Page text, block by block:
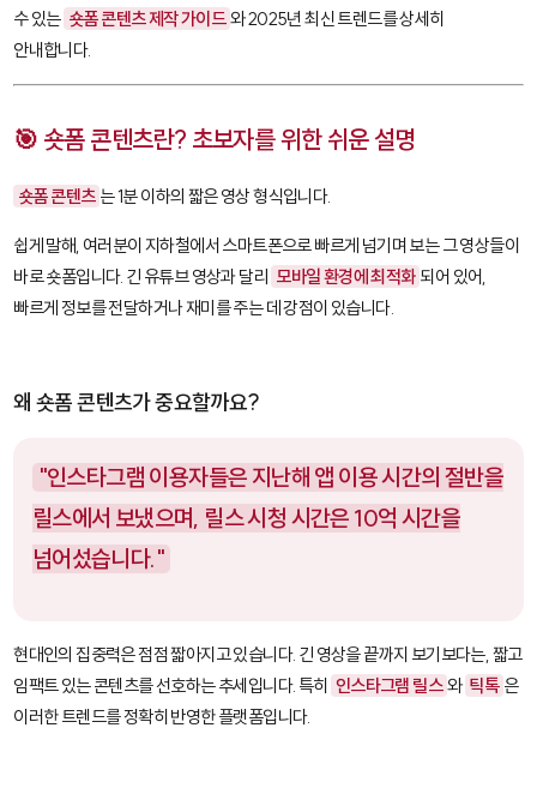
수 있는 숏폼 콘텐츠 제작 가이드 와 2025년 최신 트렌드를 상세히
안내합니다.
🎯 숏폼 콘텐츠란? 초보자를 위한 쉬운 설명
숏폼 콘텐츠 는 1분 이하의 짧은 영상 형식입니다.
쉽게 말해, 여러분이 지하철에서 스마트폰으로 빠르게 넘기며 보는 그 영상들이
바로 숏폼입니다. 긴 유튜브 영상과 달리 모바일 환경에 최적화 되어 있어,
빠르게 정보를 전달하거나 재미를 주는 데 강점이 있습니다.
왜 숏폼 콘텐츠가 중요할까요?
"인스타그램 이용자들은 지난해 앱 이용 시간의 절반을
릴스에서 보냈으며, 릴스 시청 시간은 10억 시간을
넘어섰습니다."
현대인의 집중력은 점점 짧아지고 있습니다. 긴 영상을 끝까지 보기보다는, 짧고
임팩트 있는 콘텐츠를 선호하는 추세입니다. 특히 인스타그램 릴스 와 틱톡 은
이러한 트렌드를 정확히 반영한 플랫폼입니다.